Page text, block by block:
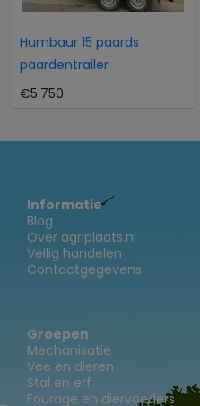
Humbaur 15 paards
paardentrailer
€5.750
Informatie
Blog
Over agriplaats.nl
Veilig handelen
Contactgegevens
Groepen
Mechanisatie
Vee en dieren
Stal en erf
Fourage en diervoeders